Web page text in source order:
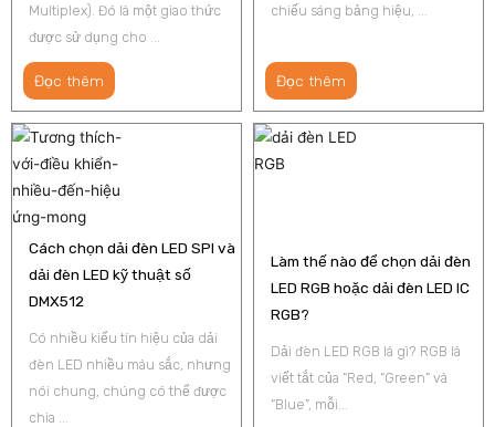
Multiplex). Đó là một giao thức
được sử dụng cho ...
Đọc thêm
chiếu sáng bảng hiệu, ...
Đọc thêm
Cách chọn dải đèn LED SPI và
dải đèn LED kỹ thuật số
DMX512
Có nhiều kiểu tín hiệu của dải
đèn LED nhiều màu sắc, nhưng
nói chung, chúng có thể được
chia ...
Làm thế nào để chọn dải đèn
LED RGB hoặc dải đèn LED IC
RGB?
Dải đèn LED RGB là gì? RGB là
viết tắt của “Red, “Green” và
“Blue”, mỗi...